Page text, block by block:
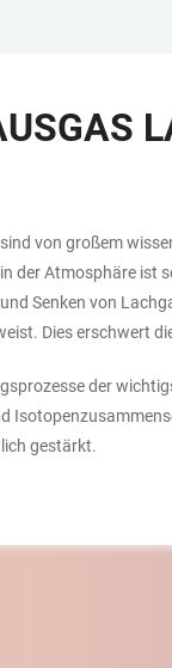
von großem
Atmosphäre ist
Senken von
Dies erschwert
der
gestärkt.